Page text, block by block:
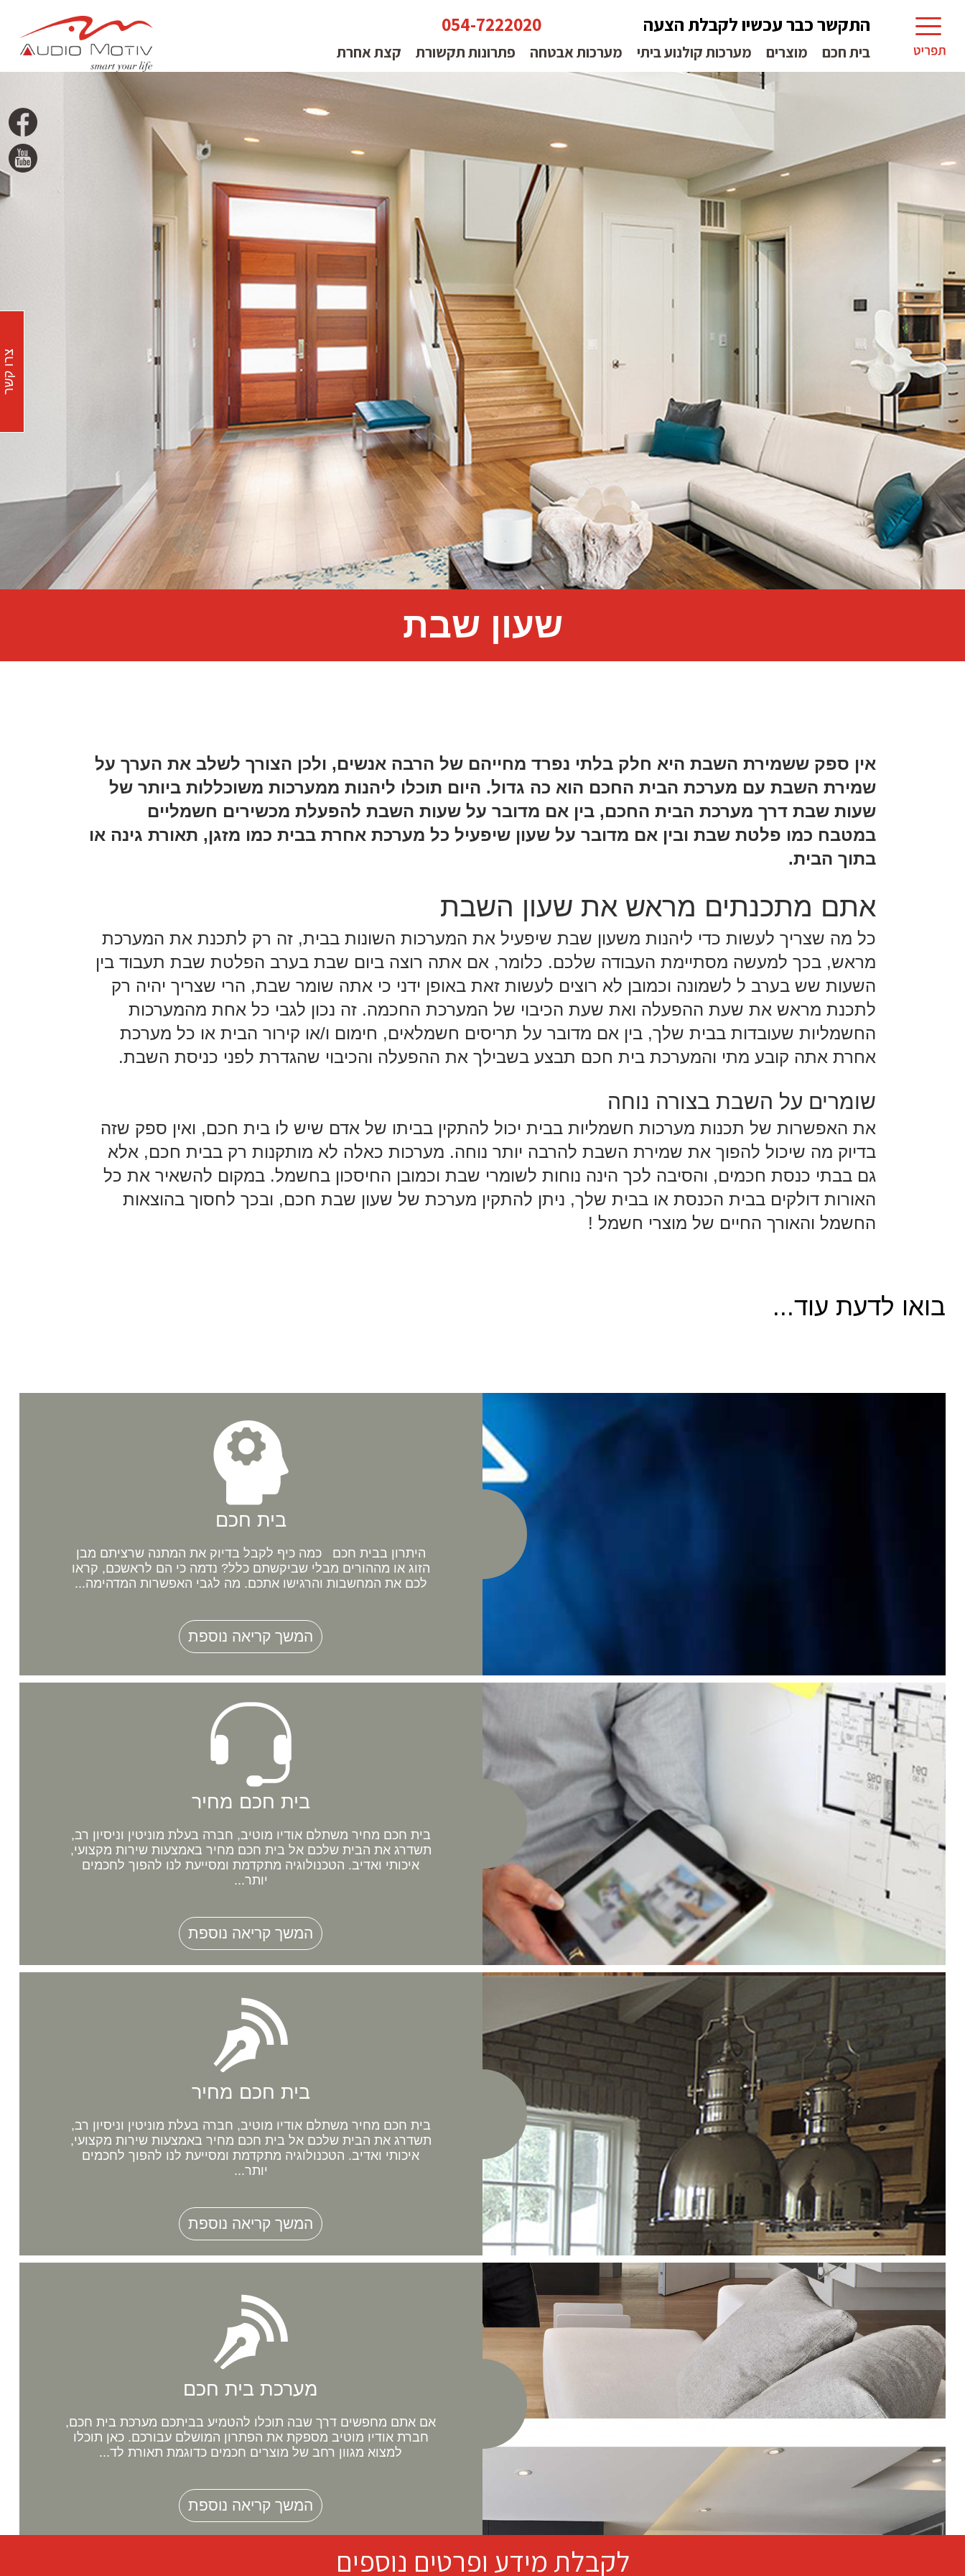
התקשר כבר עכשיו לקבלת הצעה 054-7222020
בית חכם מוצרים מערכות קולנוע ביתי מערכות אבטחה פתרונות תקשורת קצת אחרת
שעון שבת
אין ספק ששמירת השבת היא חלק בלתי נפרד מחייהם של הרבה אנשים, ולכן הצורך לשלב את הערך על
שמירת השבת עם מערכת הבית החכם הוא כה גדול. היום תוכלו ליהנות ממערכות משוכללות ביותר של
שעות שבת דרך מערכת הבית החכם, בין אם מדובר על שעות השבת להפעלת מכשירים חשמליים
במטבח כמו פלטת שבת ובין אם מדובר על שעון שיפעיל כל מערכת אחרת בבית כמו מזגן, תאורת גינה או
בתוך הבית.
אתם מתכנתים מראש את שעון השבת
כל מה שצריך לעשות כדי ליהנות משעון שבת שיפעיל את המערכות השונות בבית, זה רק לתכנת את המערכת
מראש, בכך למעשה מסתיימת העבודה שלכם. כלומר, אם אתה רוצה ביום שבת בערב הפלטת שבת תעבוד בין
השעות שש בערב ל לשמונה וכמובן לא רוצים לעשות זאת באופן ידני כי אתה שומר שבת, הרי שצריך יהיה רק
לתכנת מראש את שעת ההפעלה ואת שעת הכיבוי של המערכת החכמה. זה נכון לגבי כל אחת מהמערכות
החשמליות שעובדות בבית שלך, בין אם מדובר על תריסים חשמלאים, חימום ו/או קירור הבית או כל מערכת
אחרת אתה קובע מתי והמערכת בית חכם תבצע בשבילך את ההפעלה והכיבוי שהגדרת לפני כניסת השבת.
שומרים על השבת בצורה נוחה
את האפשרות של תכנות מערכות חשמליות בבית יכול להתקין בביתו של אדם שיש לו בית חכם, ואין ספק שזה
בדיוק מה שיכול להפוך את שמירת השבת להרבה יותר נוחה. מערכות כאלה לא מותקנות רק בבית חכם, אלא
גם בבתי כנסת חכמים, והסיבה לכך הינה נוחות לשומרי שבת וכמובן החיסכון בחשמל. במקום להשאיר את כל
האורות דולקים בבית הכנסת או בבית שלך, ניתן להתקין מערכת של שעון שבת חכם, ובכך לחסוך בהוצאות
החשמל והאורך החיים של מוצרי חשמל !
בואו לדעת עוד...
בית חכם
היתרון בבית חכם כמה כיף לקבל בדיוק את המתנה שרציתם מבן
הזוג או מההורים מבלי שביקשתם כלל? נדמה כי הם לראשכם, קראו
לכם את המחשבות והרגישו אתכם. מה לגבי האפשרות המדהימה...
המשך קריאה נוספת
בית חכם מחיר
בית חכם מחיר משתלם אודיו מוטיב, חברה בעלת מוניטין וניסיון רב,
תשדרג את הבית שלכם אל בית חכם מחיר באמצעות שירות מקצועי,
איכותי ואדיב. הטכנולוגיה מתקדמת ומסייעת לנו להפוך לחכמים
יותר...
המשך קריאה נוספת
בית חכם מחיר
בית חכם מחיר משתלם אודיו מוטיב, חברה בעלת מוניטין וניסיון רב,
תשדרג את הבית שלכם אל בית חכם מחיר באמצעות שירות מקצועי,
איכותי ואדיב. הטכנולוגיה מתקדמת ומסייעת לנו להפוך לחכמים
יותר...
המשך קריאה נוספת
מערכת בית חכם
אם אתם מחפשים דרך שבה תוכלו להטמיע בביתכם מערכת בית חכם,
חברת אודיו מוטיב מספקת את הפתרון המושלם עבורכם. כאן תוכלו
למצוא מגוון רחב של מוצרים חכמים כדוגמת תאורת לד...
המשך קריאה נוספת
לקבלת מידע ופרטים נוספים
צרו קשר